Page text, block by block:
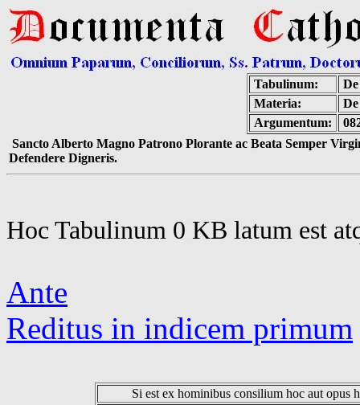
Tabulinum:
Materia:
Argumentum:
Sancto Alberto Magno Patrono Plorante ac Beata Semper
Defendere Digneris.
Hoc Tabulinum 0 KB latum est
Ante
Reditus in indicem primum
Si est ex hominibus consilium hoc aut opus